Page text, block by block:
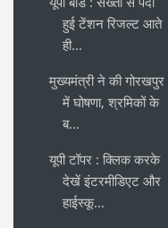
हुई टेंशन रिजल्ट आते
ही...
मुख्यमंत्री ने की गोरखपुर
में घोषणा, श्रमिकों के
ब...
यूपी टॉपर : क्लिक करके
देखें इंटरमीडिएट और
हाईस्कू...